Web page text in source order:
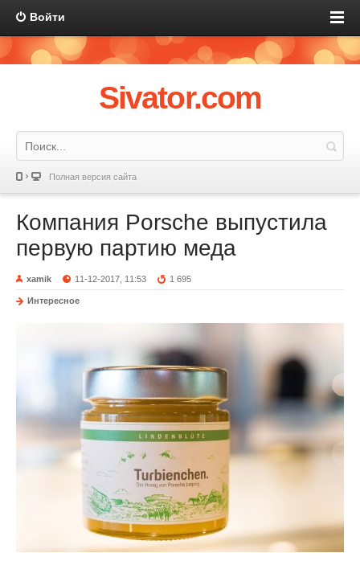
Войти
Sivator.com
Полная версия сайта
Компания Porsche выпустила
первую партию меда
xamik 11-12-2017, 11:53 1 695
Интересное